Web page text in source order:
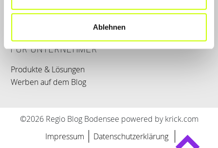
Ablehnen
WhatsApp
FÜR UNTERNEHMER
Produkte & Lösungen
Werben auf dem Blog
©2026 Regio Blog Bodensee powered by krick.com
Impressum
Datenschutzerklärung